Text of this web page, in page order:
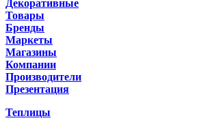
Декоративные
Товары
Бренды
Маркеты
Магазины
Компании
Производители
Презентация
Теплицы